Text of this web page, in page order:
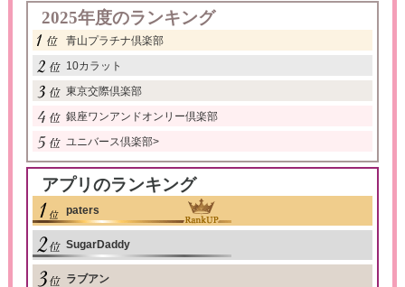
2025年度のランキング
青山プラチナ倶楽部
10カラット
東京交際倶楽部
銀座ワンアンドオンリー倶楽部
ユニバース倶楽部>
アプリのランキング
paters
SugarDaddy
ラブアン